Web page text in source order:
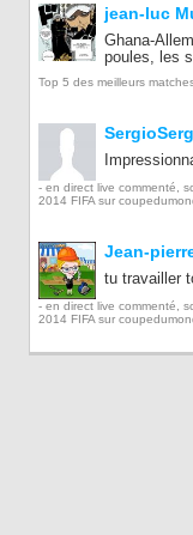
jean-luc
Ghana-
poules, les
Top 5 des meilleurs
- en direct live commenté,
2014 FIFA sur
Jean-
tu travailler
- en direct live commenté,
2014 FIFA sur